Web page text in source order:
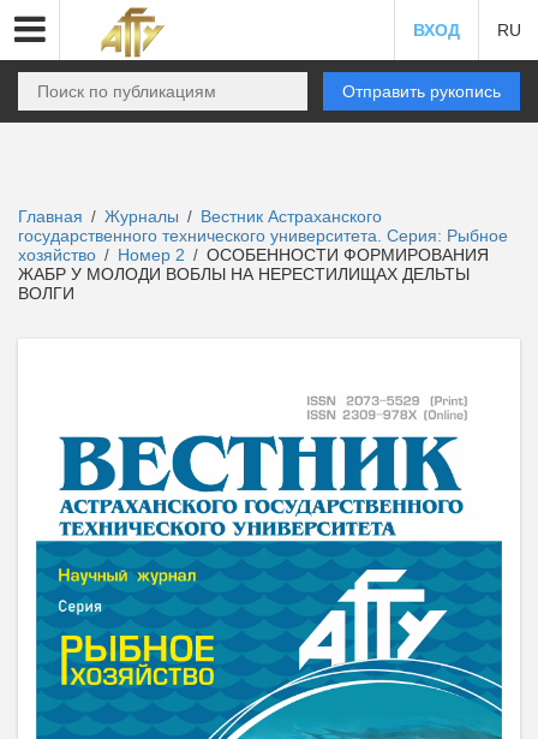
ВХОД RU
Отправить рукопись
Главная / Журналы / Вестник Астраханского
государственного технического университета. Серия: Рыбное
хозяйство / Номер 2 / ОСОБЕННОСТИ ФОРМИРОВАНИЯ
ЖАБР У МОЛОДИ ВОБЛЫ НА НЕРЕСТИЛИЩАХ ДЕЛЬТЫ
ВОЛГИ